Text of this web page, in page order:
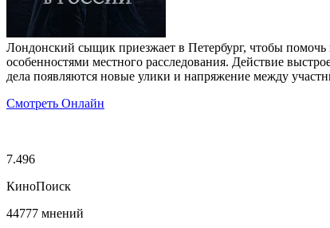
Лондонский сыщик приезжает в Петербург, чтобы
особенностями местного расследования. Действие
дела появляются новые улики и напряжение между
Смотреть Онлайн
7.496
КиноПоиск
44777 мнений